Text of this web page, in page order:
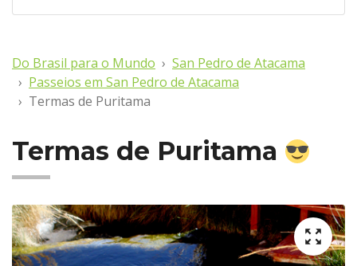
Do Brasil para o Mundo
San Pedro de Atacama
Passeios em San Pedro de Atacama
Termas de Puritama
Termas de Puritama